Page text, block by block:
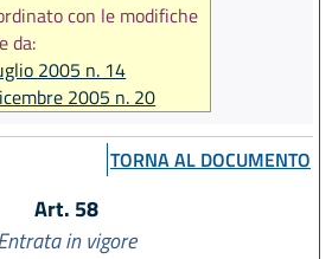
con le modifiche
da:
2005 n. 14
2005 n. 20
2006 n. 13
2006 n. 20
2010 n. 14
TORNA AL DOCUMENTO
Art. 58
in vigore